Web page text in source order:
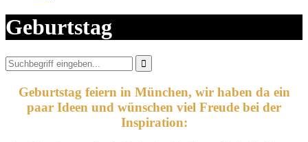
Geburtstag

Geburtstag feiern in München, wir haben da ein
paar Ideen und wünschen viel Freude bei der
Inspiration: